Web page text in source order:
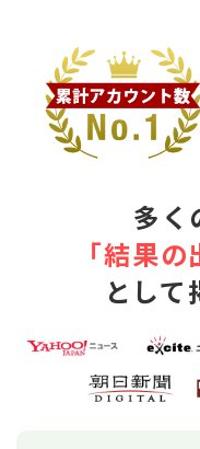
多く
｢結果の
として